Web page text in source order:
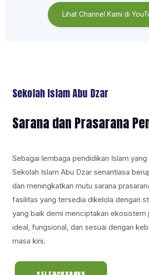
Lihat Channel Kami di
Sekolah Islam Abu Dzar
Sarana dan Prasarana
Sebagai lembaga pendidikan Islam
Sekolah Islam Abu Dzar senantiasa
dan meningkatkan mutu sarana
fasilitas yang tersedia dikelola dengan
yang baik demi menciptakan ekosistem
ideal, fungsional, dan sesuai dengan
masa kini.